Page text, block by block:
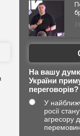
На вашу
України
переговорів?
У
росії
агресору